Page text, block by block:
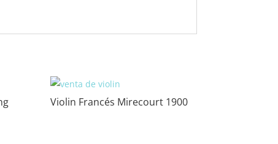
Violin Francés Mirecourt 1900